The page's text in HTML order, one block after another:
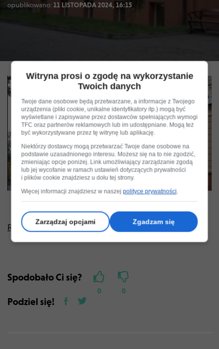
opublikowano: 11 LISTOPADA 2024, 16:15
Play
Video
Zapisz
Reklama
Spodobało Ci się?
0 0
Podziel się!
Witryna prosi o zgodę na wykorzystanie
Twoich danych
Twoje dane osobowe będą przetwarzane, a informacje z Twojego
urządzenia (pliki cookie, unikalne identyfikatory itp.) mogą być
wyświetlane i zapisywane przez dostawców spełniających wymogi
TFC oraz partnerów reklamowych lub im udostępniane. Mogą też
być wykorzystywane przez tę witrynę lub aplikację.
Niektórzy dostawcy mogą przetwarzać Twoje dane osobowe na
podstawie uzasadnionego interesu. Możesz się na to nie zgodzić,
zmieniając opcje poniżej. Link umożliwiający zarządzanie zgodą
lub jej wycofanie w ramach ustawień dotyczących prywatności
i plików cookie znajdziesz u dołu tej strony.
Więcej informacji znajdziesz w naszejpolityce prywatności.
Zarządzaj opcjami Zgadzam się